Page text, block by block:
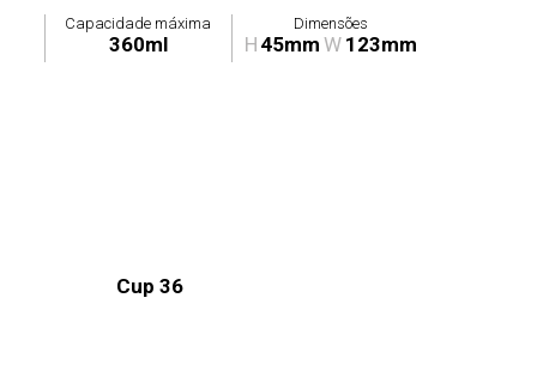
Capacidade máxima
360ml
Dimensões
H 45mm W 123mm
Cup 36